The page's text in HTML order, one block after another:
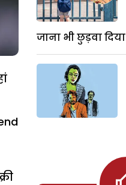
जाना भी छुड़वा दिया